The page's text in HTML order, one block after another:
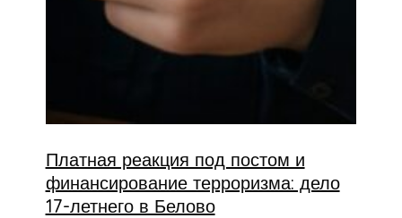
Платная реакция под постом и
финансирование терроризма: дело
17-летнего в Белово